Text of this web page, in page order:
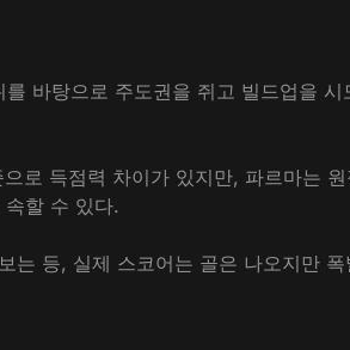
바탕으로 주도권을 쥐고 빌드업을
로 득점력 차이가 있지만, 파르마는
할 수 있다.
는 등, 실제 스코어는 골은 나오지만